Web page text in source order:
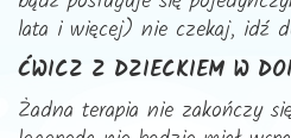
lata i więcej) nie czekaj, idź
ĆWICZ Z DZIECKIEM W
Żadna terapia nie zakończy